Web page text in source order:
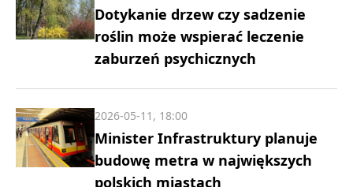
Dotykanie drzew czy sadzenie
roślin może wspierać leczenie
zaburzeń psychicznych
Minister Infrastruktury planuje
budowę metra w największych
polskich miastach
2026-05-11, 18:00